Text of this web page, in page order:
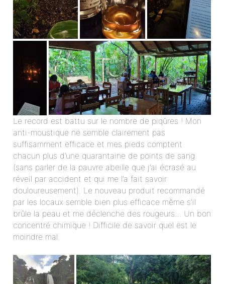
Le record est battu sur le nombre de piqûres ! Mon
anti-moustique ne semble clairement pas
suffisamment efficace et mes pieds comptent
chacun plus d’une quarantaine de points de sang
(sans parler de la pauvre abeille que j’ai écrasé au
réveil par accident et qui me l’a fait savoir
douloureusement). Le nouveau produit recommandé
par les locaux semble bien plus efficace même s’il
brûle la peau et me déclenche des rougeurs… Un bon
concentré chimique ! Difficile de savoir quel est le
moindre mal.